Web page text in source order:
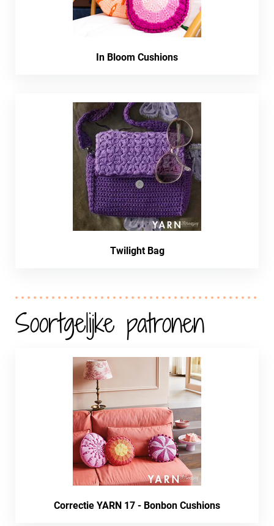
In Bloom Cushions
Twilight Bag
Soortgelijke patronen
Correctie YARN 17 - Bonbon Cushions